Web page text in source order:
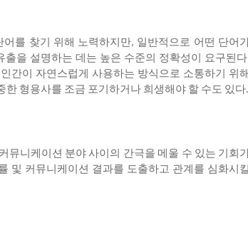
어를 찾기 위해 노력하지만, 일반적으로 어떤 단어
출을 설명하는 데는 높은 수준의 정확성이 요구된다
인간이 자연스럽게 사용하는 방식으로 소통하기
위해
한 형용사를 조금 포기하거나 희생해야 할 수도 있다.
커뮤니케이션 분야 사이의 간극을 메울 수 있는 기회
및 커뮤니케이션 결과를 도출하고 관계를 심화시킬